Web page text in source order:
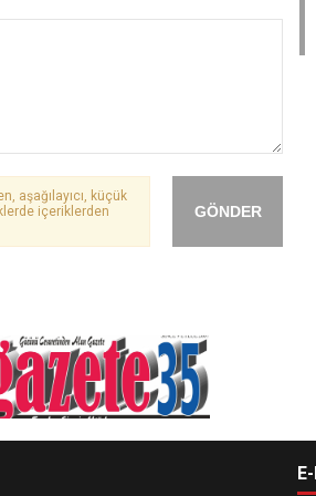
GÖNDER
aşağılayıcı, küçük
içeriklerden